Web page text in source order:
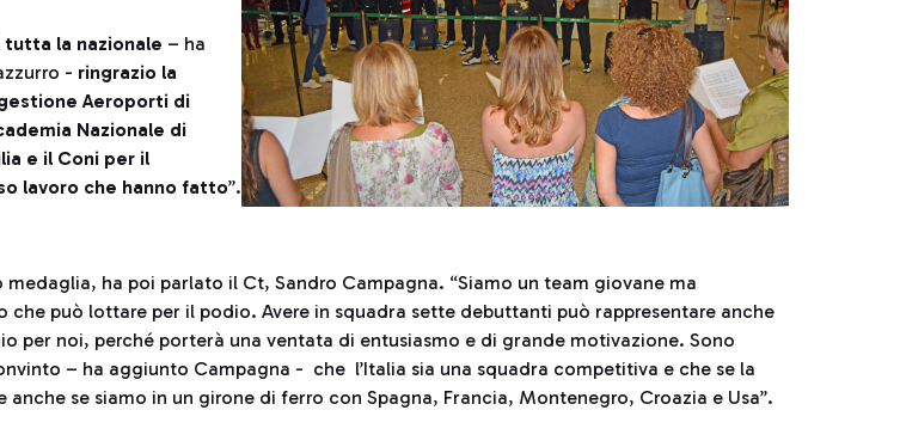
tutta la nazionale – ha
- ringrazio la
Aeroporti di
Nazionale di
e il Coni per il
lavoro che hanno fatto”.
medaglia, ha poi parlato il Ct, Sandro Campagna. “Siamo un team giovane ma
che può lottare per il podio. Avere in squadra sette debuttanti può rappresentare anche
per noi, perché porterà una ventata di entusiasmo e di grande motivazione. Sono
– ha aggiunto Campagna - che l’Italia sia una squadra competitiva e che se la
anche se siamo in un girone di ferro con Spagna, Francia, Montenegro, Croazia e Usa”.